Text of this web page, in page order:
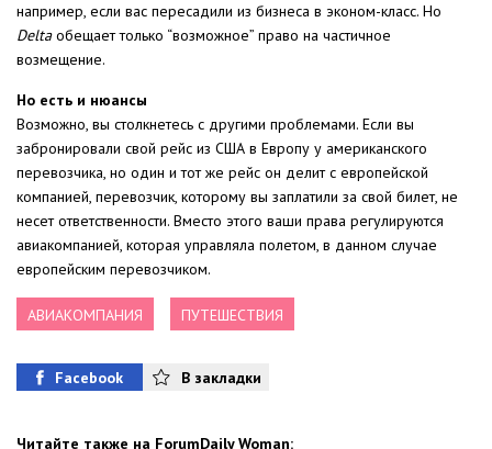
например, если вас пересадили из бизнеса в эконом-класс. Но
Deltaобещает только “возможное” право на частичное
возмещение.
Но есть и нюансы
Возможно, вы столкнетесь с другими проблемами. Если вы
забронировали свой рейс из США в Европу у американского
перевозчика, но один и тот же рейс он делит с европейской
компанией, перевозчик, которому вы заплатили за свой билет, не
несет ответственности. Вместо этого ваши права регулируются
авиакомпанией, которая управляла полетом, в данном случае
европейским перевозчиком.
АВИАКОМПАНИЯ ПУТЕШЕСТВИЯ
Facebook В закладки
Читайте также на ForumDaily Woman: